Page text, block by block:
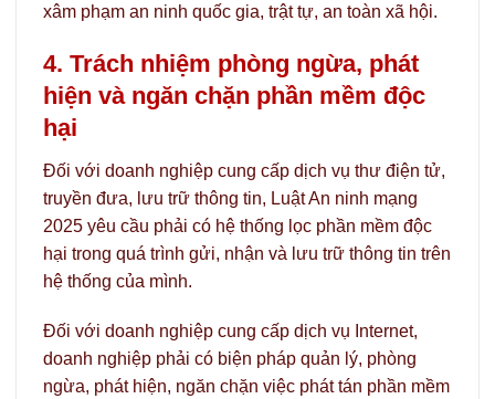
xâm phạm an ninh quốc gia, trật tự, an toàn xã hội.
4. Trách nhiệm phòng ngừa, phát
hiện và ngăn chặn phần mềm độc
hại
Đối với doanh nghiệp cung cấp dịch vụ thư điện tử,
truyền đưa, lưu trữ thông tin, Luật An ninh mạng
2025 yêu cầu phải có hệ thống lọc phần mềm độc
hại trong quá trình gửi, nhận và lưu trữ thông tin trên
hệ thống của mình.
Đối với doanh nghiệp cung cấp dịch vụ Internet,
doanh nghiệp phải có biện pháp quản lý, phòng
ngừa, phát hiện, ngăn chặn việc phát tán phần mềm